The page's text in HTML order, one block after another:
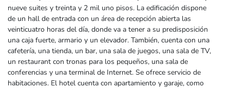
nueve suites y treinta y 2 mil uno pisos. La edificación dispone
de un hall de entrada con un área de recepción abierta las
veinticuatro horas del día, donde va a tener a su predisposición
una caja fuerte, armario y un elevador. También, cuenta con una
cafetería, una tienda, un bar, una sala de juegos, una sala de TV,
un restaurant con tronas para los pequeños, una sala de
conferencias y una terminal de Internet. Se ofrece servicio de
habitaciones. El hotel cuenta con apartamiento y garaje, como